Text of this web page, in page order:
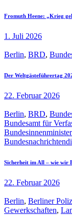
Fromuth Heene: „Krieg
1. Juli 2026
Berlin, BRD,
Der Weltgästeführertag
22. Februar 2026
Berlin, BRD,
Bundesamt für
Sicherheit im All – wie wir
22. Februar 2026
Berlin, Berliner
Gewerkschaften,